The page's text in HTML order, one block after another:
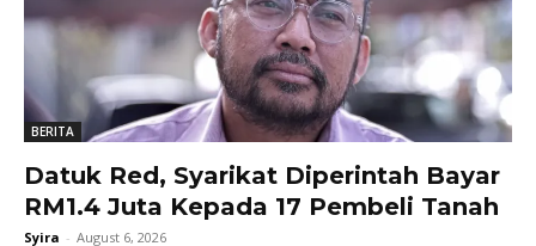
BERITA
Datuk Red, Syarikat Diperintah Bayar
RM1.4 Juta Kepada 17 Pembeli Tanah
Syira - August 6, 2026